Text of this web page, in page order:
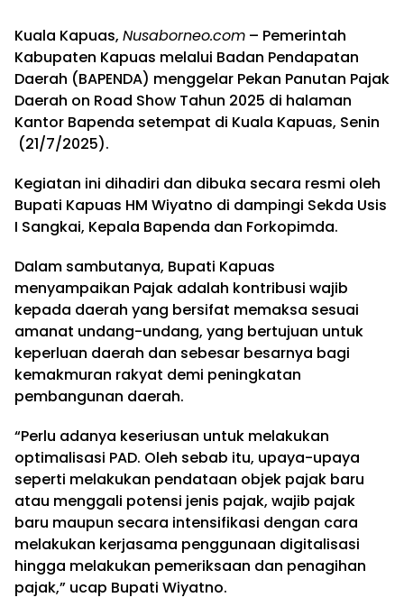
Kuala Kapuas, Nusaborneo.com – Pemerintah
Kabupaten Kapuas melalui Badan Pendapatan
Daerah (BAPENDA) menggelar Pekan Panutan Pajak
Daerah on Road Show Tahun 2025 di halaman
Kantor Bapenda setempat di Kuala Kapuas, Senin
(21/7/2025).
Kegiatan ini dihadiri dan dibuka secara resmi oleh
Bupati Kapuas HM Wiyatno di dampingi Sekda Usis
I Sangkai, Kepala Bapenda dan Forkopimda.
Dalam sambutanya, Bupati Kapuas
menyampaikan Pajak adalah kontribusi wajib
kepada daerah yang bersifat memaksa sesuai
amanat undang-undang, yang bertujuan untuk
keperluan daerah dan sebesar besarnya bagi
kemakmuran rakyat demi peningkatan
pembangunan daerah.
“Perlu adanya keseriusan untuk melakukan
optimalisasi PAD. Oleh sebab itu, upaya-upaya
seperti melakukan pendataan objek pajak baru
atau menggali potensi jenis pajak, wajib pajak
baru maupun secara intensifikasi dengan cara
melakukan kerjasama penggunaan digitalisasi
hingga melakukan pemeriksaan dan penagihan
pajak,” ucap Bupati Wiyatno.